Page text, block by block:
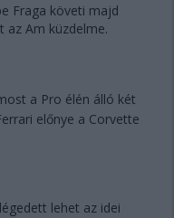
Fraga követi majd
Am küzdelme.
a Pro élén álló két
előnye a Corvette
lehet az idei